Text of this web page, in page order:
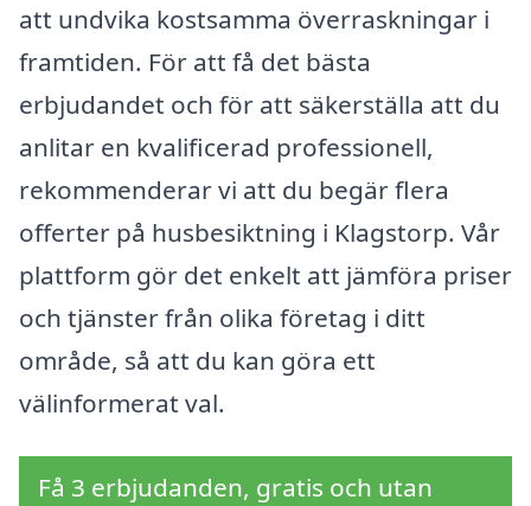
att undvika kostsamma överraskningar i
framtiden. För att få det bästa
erbjudandet och för att säkerställa att du
anlitar en kvalificerad professionell,
rekommenderar vi att du begär flera
offerter på husbesiktning i Klagstorp. Vår
plattform gör det enkelt att jämföra priser
och tjänster från olika företag i ditt
område, så att du kan göra ett
välinformerat val.
Få 3 erbjudanden, gratis och utan